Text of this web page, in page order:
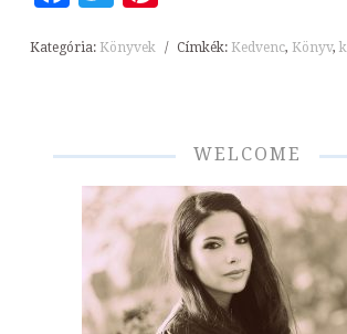
Kategória: Könyvek / Címkék: Kedvenc, Könyv,
WELCOME